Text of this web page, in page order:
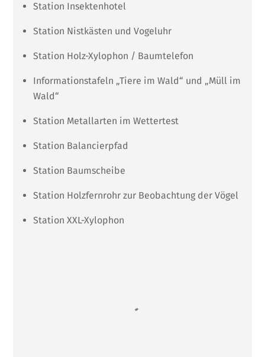
Station Insektenhotel
Station Nistkästen und Vogeluhr
Station Holz-Xylophon / Baumtelefon
Informationstafeln „Tiere im Wald“ und „Müll im
Wald“
Station Metallarten im Wettertest
Station Balancierpfad
Station Baumscheibe
Station Holzfernrohr zur Beobachtung der Vögel
Station XXL-Xylophon